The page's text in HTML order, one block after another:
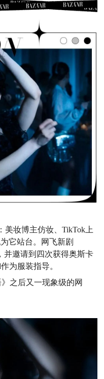
美妆博主仿妆、TikTok上
它站台。网飞新剧
并邀请到四次获得奥斯卡
为服装指导。
》之后又一现象级的网